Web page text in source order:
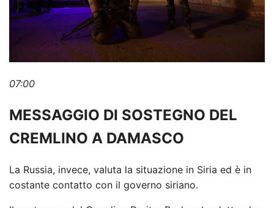
07:00
MESSAGGIO DI SOSTEGNO DEL
CREMLINO A DAMASCO
La Russia, invece, valuta la situazione in Siria ed è in
costante contatto con il governo siriano.